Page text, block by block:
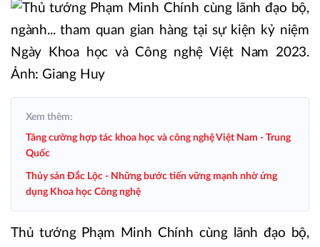
Xem thêm:
Tăng cường hợp tác khoa học và công nghệ Việt Nam - Trung
Quốc
Thủy sản Đắc Lộc - Những bước tiến vững mạnh nhờ ứng
dụng Khoa học Công nghệ
Thủ tướng Phạm Minh Chính cùng lãnh đạo bộ,